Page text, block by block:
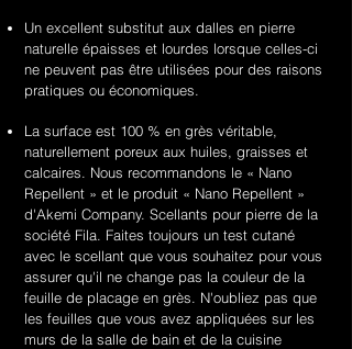
Un excellent substitut aux dalles en pierre
naturelle épaisses et lourdes lorsque celles-ci
ne peuvent pas être utilisées pour des raisons
pratiques ou économiques.
La surface est 100 % en grès véritable,
naturellement poreux aux huiles, graisses et
calcaires. Nous recommandons le « Nano
Repellent » et le produit « Nano Repellent »
d'Akemi Company. Scellants pour pierre de la
société Fila. Faites toujours un test cutané
avec le scellant que vous souhaitez pour vous
assurer qu'il ne change pas la couleur de la
feuille de placage en grès. N'oubliez pas que
les feuilles que vous avez appliquées sur les
murs de la salle de bain et de la cuisine